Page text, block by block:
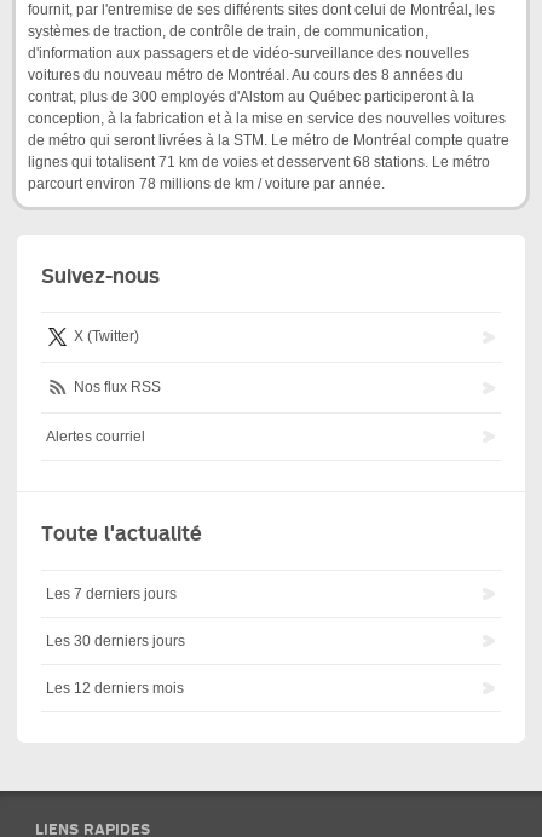
fournit, par l'entremise de ses différents sites dont celui de Montréal, les
systèmes de traction, de contrôle de train, de communication,
d'information aux passagers et de vidéo-surveillance des nouvelles
voitures du nouveau métro de Montréal. Au cours des 8 années du
contrat, plus de 300 employés d'Alstom au Québec participeront à la
conception, à la fabrication et à la mise en service des nouvelles voitures
de métro qui seront livrées à la STM. Le métro de Montréal compte quatre
lignes qui totalisent 71 km de voies et desservent 68 stations. Le métro
parcourt environ 78 millions de km / voiture par année.
Suivez-nous
X (Twitter)
Nos flux RSS
Alertes courriel
Toute l'actualité
Les 7 derniers jours
Les 30 derniers jours
Les 12 derniers mois
LIENS RAPIDES